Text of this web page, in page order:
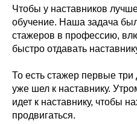
Чтобы у наставников
обучение. Наша задача
стажеров в профессию,
быстро отдавать
То есть стажер первые три
уже шел к наставнику.
идет к наставнику, чтобы
продвигаться.